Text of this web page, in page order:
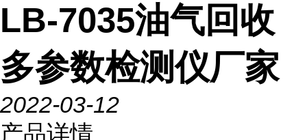
LB-7035油气回收
多参数检测仪厂家
2022-03-12
产品详情